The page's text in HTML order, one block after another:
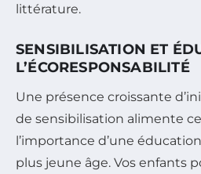
littérature.
SENSIBILISATION ET
L’ÉCORESPONSABILITÉ
Une présence croissante
de sensibilisation alimente
l’importance d’une
plus jeune âge. Vos enfants